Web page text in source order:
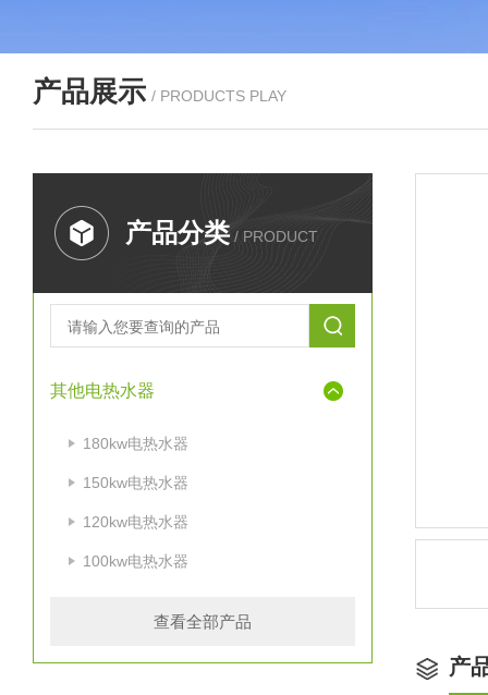
产品展示 / PRODUCTS PLAY
产品分类 / PRODUCT
其他电热水器
180kw电热水器
150kw电热水器
120kw电热水器
100kw电热水器
查看全部产品
产